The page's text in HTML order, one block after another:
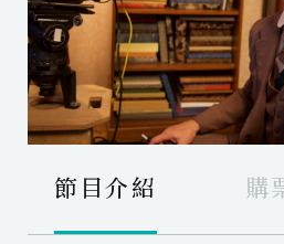
節目介紹 購